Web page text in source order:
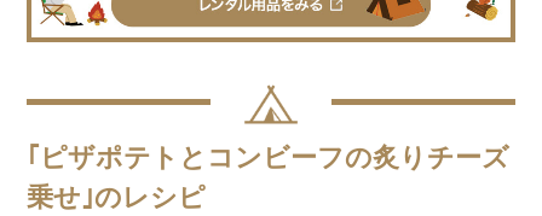
｢ピザポテトとコンビーフの炙りチーズ
乗せ｣のレシピ